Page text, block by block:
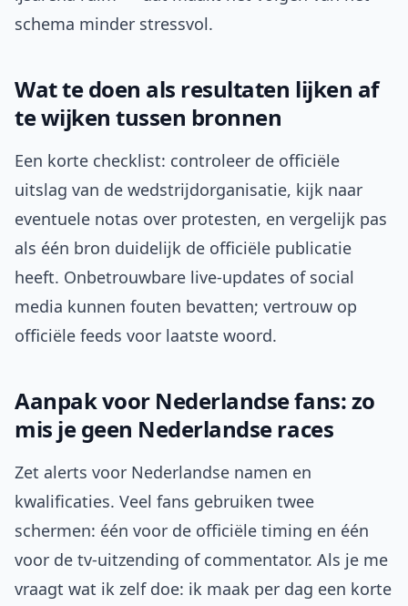
schema minder stressvol.
Wat te doen als resultaten lijken af
te wijken tussen bronnen
Een korte checklist: controleer de officiële
uitslag van de wedstrijdorganisatie, kijk naar
eventuele notas over protesten, en vergelijk pas
als één bron duidelijk de officiële publicatie
heeft. Onbetrouwbare live-updates of social
media kunnen fouten bevatten; vertrouw op
officiële feeds voor laatste woord.
Aanpak voor Nederlandse fans: zo
mis je geen Nederlandse races
Zet alerts voor Nederlandse namen en
kwalificaties. Veel fans gebruiken twee
schermen: één voor de officiële timing en één
voor de tv-uitzending of commentator. Als je me
vraagt wat ik zelf doe: ik maak per dag een korte